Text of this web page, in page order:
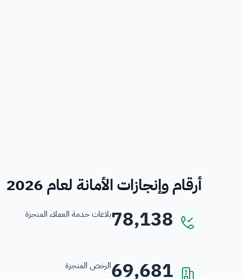
أرقام وإنجازات الأمانة لعام 2026
78,138بلاغات خدمة العملاء المنجزة
69,681الرخص المنجزة